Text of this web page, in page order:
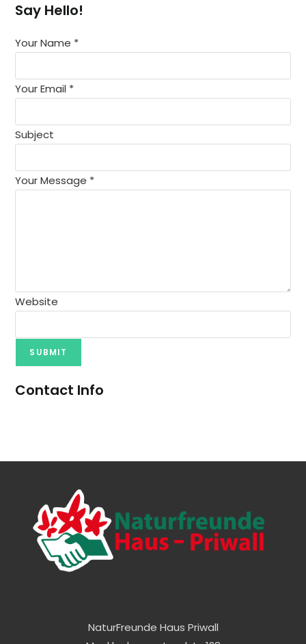
Say Hello!
Your Name *
Your Email *
Subject
Your Message *
Website
SUBMIT
Contact Info
NaturFreunde Haus Priwall